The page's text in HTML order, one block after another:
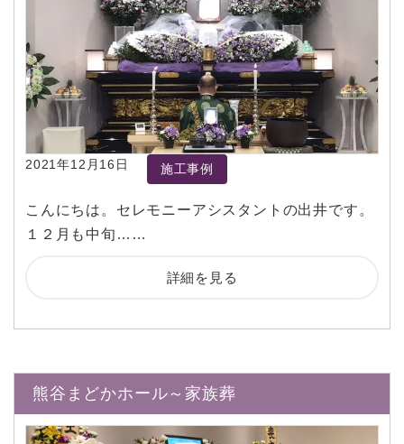
2021年12月16日 施工事例
こんにちは。セレモニーアシスタントの出井です。
１２月も中旬……
詳細を見る
熊谷まどかホール～家族葬